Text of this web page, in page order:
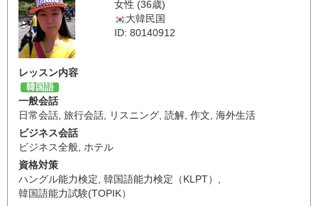
女性 (36歳)
大韓民国
ID: 80140912
レッスン内容
韓国語
一般会話
日常会話 旅行会話 リスニング 読解 作文 海外生活
ビジネス会話
ビジネス全般 ホテル
資格対策
ハングル能力検定 韓国語能力検定（KLPT）
韓国語能力試験(TOPIK）